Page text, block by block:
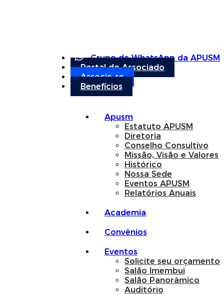
Grupo de WhatsApp da APUSM
Portal do Associado
Associe-se
Benefícios
Apusm
Estatuto APUSM
Diretoria
Conselho Consultivo
Missão, Visão e Valores
Histórico
Nossa Sede
Eventos APUSM
Relatórios Anuais
Academia
Convênios
Eventos
Solicite seu orçamento
Salão Imembui
Salão Panorâmico
Auditório